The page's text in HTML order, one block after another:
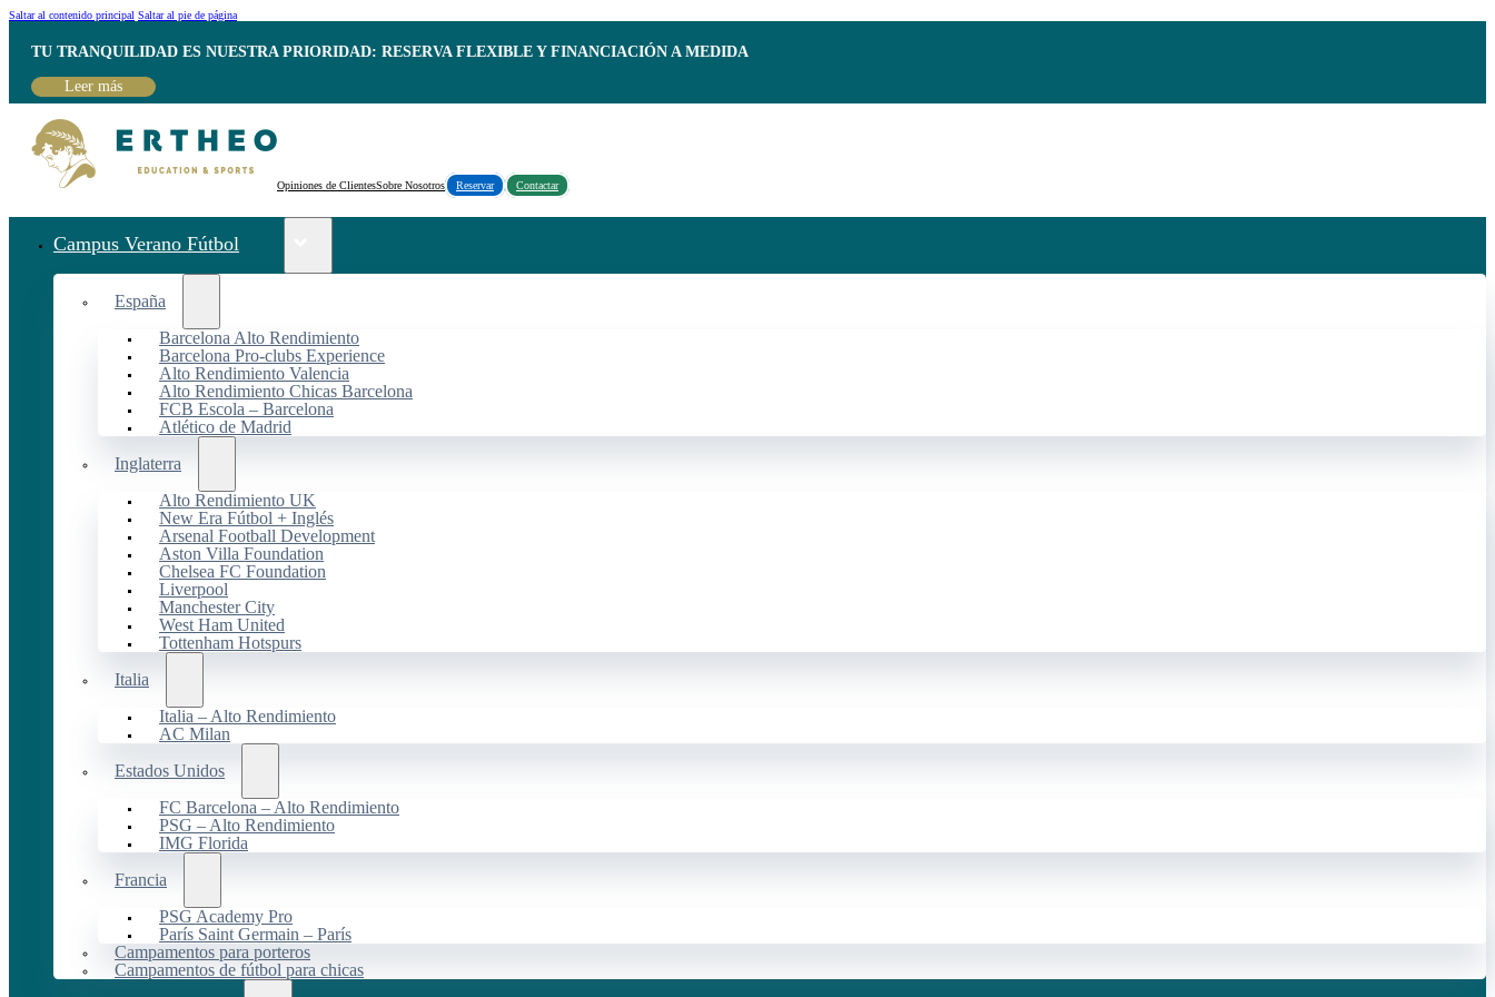
Saltar al contenido principal Saltar al pie de página
TU TRANQUILIDAD ES NUESTRA PRIORIDAD: RESERVA FLEXIBLE Y FINANCIACIÓN A MEDIDA
Leer más
Opiniones de ClientesSobre Nosotros Reservar Contactar
Campus Verano Fútbol
España
Barcelona Alto Rendimiento
Barcelona Pro-clubs Experience
Alto Rendimiento Valencia
Alto Rendimiento Chicas Barcelona
FCB Escola – Barcelona
Atlético de Madrid
Inglaterra
Alto Rendimiento UK
New Era Fútbol + Inglés
Arsenal Football Development
Aston Villa Foundation
Chelsea FC Foundation
Liverpool
Manchester City
West Ham United
Tottenham Hotspurs
Italia
Italia – Alto Rendimiento
AC Milan
Estados Unidos
FC Barcelona – Alto Rendimiento
PSG – Alto Rendimiento
IMG Florida
Francia
PSG Academy Pro
París Saint Germain – París
Campamentos para porteros
Campamentos de fútbol para chicas